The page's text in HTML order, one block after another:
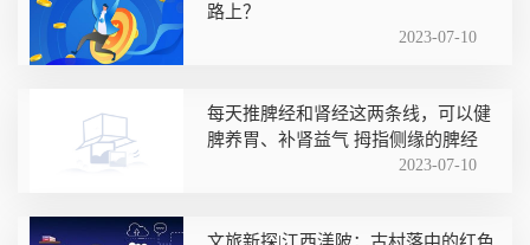
路上？
2023-07-10
每天推脾经和肾经这两条线，可以健
脾养胃、补肾益气 拇指侧缘的脾经
2023-07-10
文旅新探|江西渼陂：古村落中的红色